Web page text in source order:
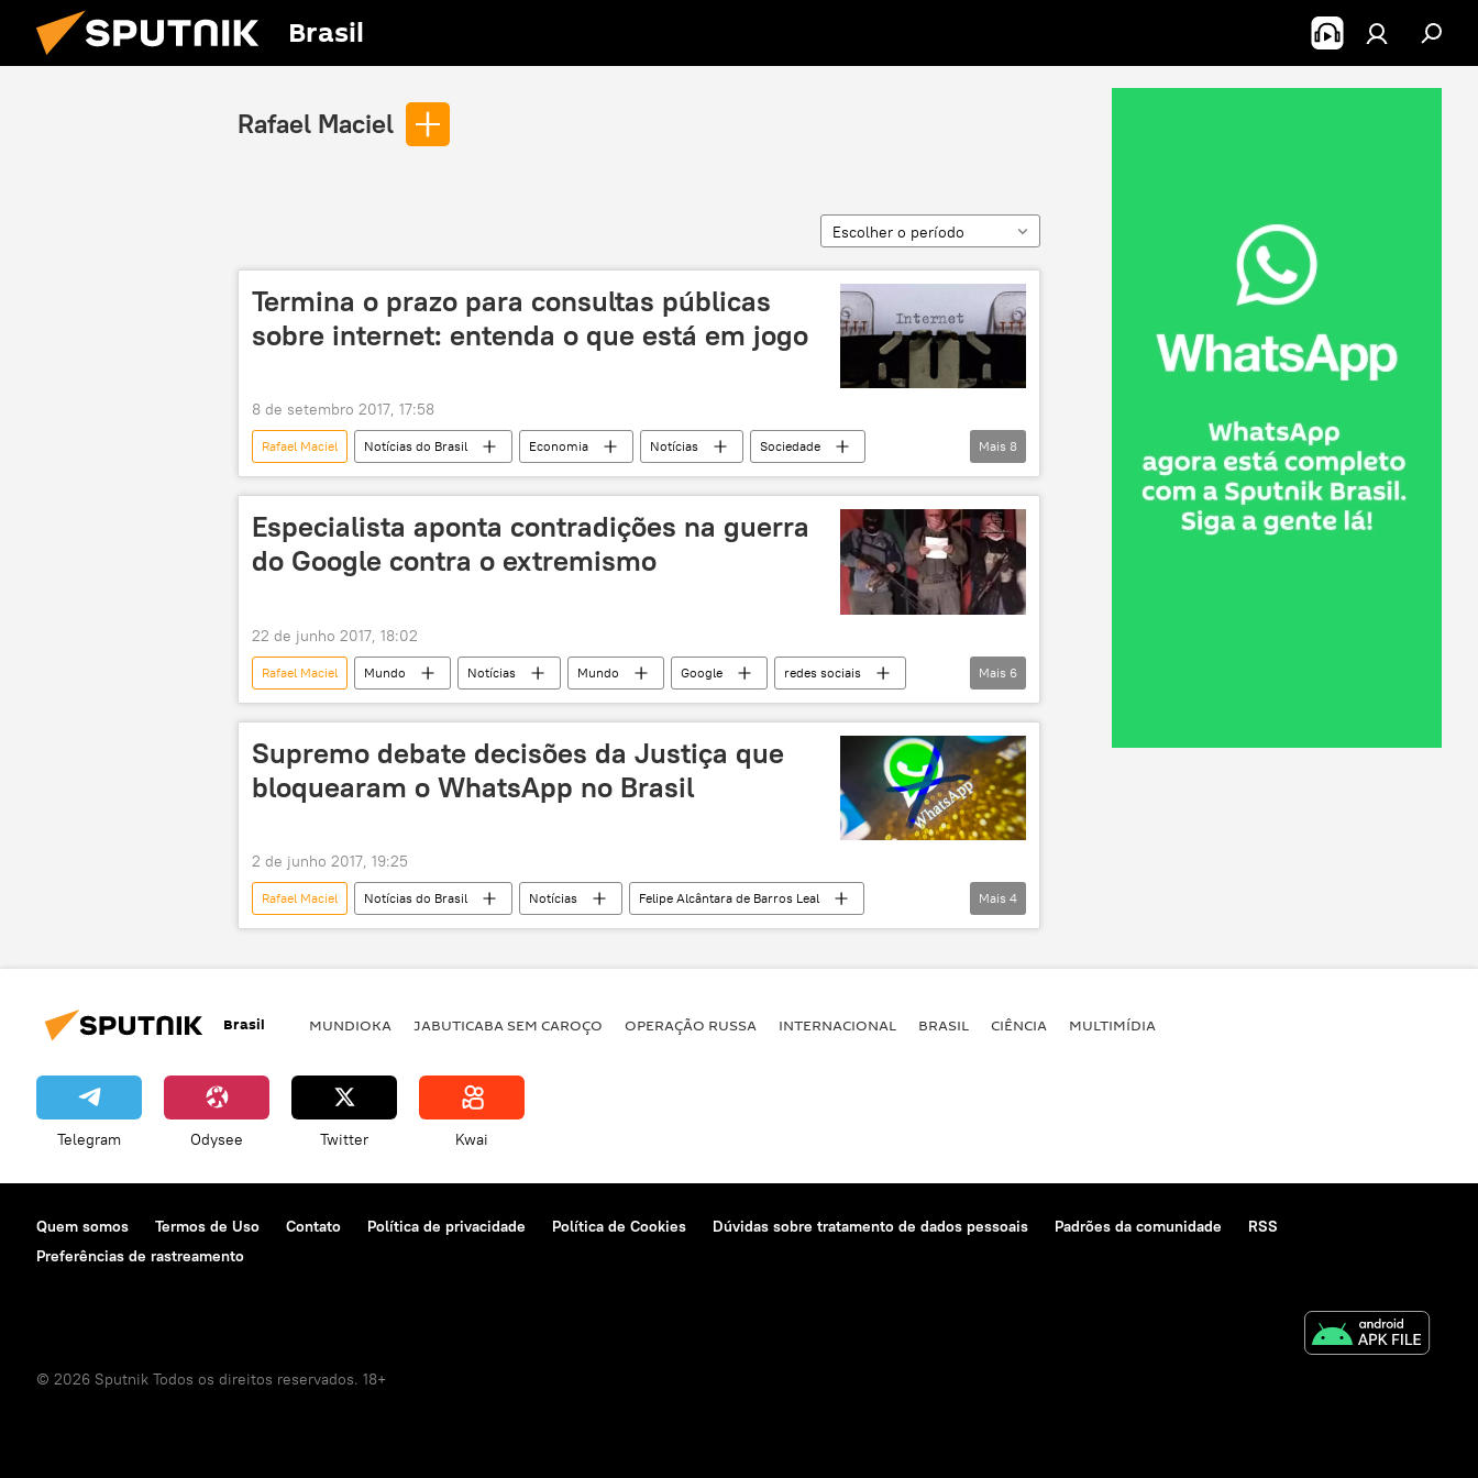
Brasil
Rafael Maciel
Escolher o período
Termina o prazo para consultas públicas
sobre internet: entenda o que está em jogo
8 de setembro 2017, 17:58
Rafael Maciel Notícias do Brasil Economia Notícias
Sociedade
Ciência e Tecnologia
Análise
YouTube
neutralidade
Facebook
Mais 8
Especialista aponta contradições na guerra
do Google contra o extremismo
22 de junho 2017, 18:02
Rafael Maciel Mundo Notícias Mundo Google
redes sociais
extremismo
ódio controle Internet
liberdade de expressão
Mais 6
Supremo debate decisões da Justiça que
bloquearam o WhatsApp no Brasil
2 de junho 2017, 19:25
Rafael Maciel Notícias do Brasil Notícias
Felipe Alcântara de Barros Leal
Brian Acton
WhatsApp bloqueio STF
Mais 4
Brasil MUNDIOKA JABUTICABA SEM CAROÇO OPERAÇÃO RUSSA INTERNACIONAL BRASIL CIÊNCIA MULTIMÍDIA
Telegram Odysee Twitter Kwai
Quem somos Termos de Uso Contato Política de privacidade Política de Cookies Dúvidas sobre tratamento de dados pessoais Padrões da comunidade
RSS
Preferências de rastreamento
© 2026 Sputnik Todos os direitos reservados. 18+